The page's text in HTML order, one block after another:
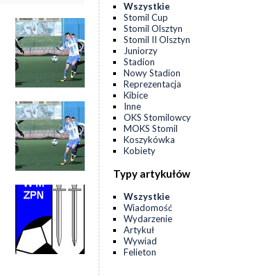
Wszystkie
Stomil Cup
Stomil Olsztyn
Stomil II Olsztyn
Juniorzy
Stadion
Nowy Stadion
Reprezentacja
Kibice
Inne
OKS Stomilowcy
MOKS Stomil
Koszykówka
Kobiety
Typy artykułów
Wszystkie
Wiadomość
Wydarzenie
Artykuł
Wywiad
Felieton